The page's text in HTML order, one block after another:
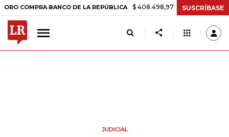
BANCO DE LA REPÚBLICA $ 408.498,97 +$ 8.753,81 +2,19%
SUSCRÍBASE
JUDICIAL